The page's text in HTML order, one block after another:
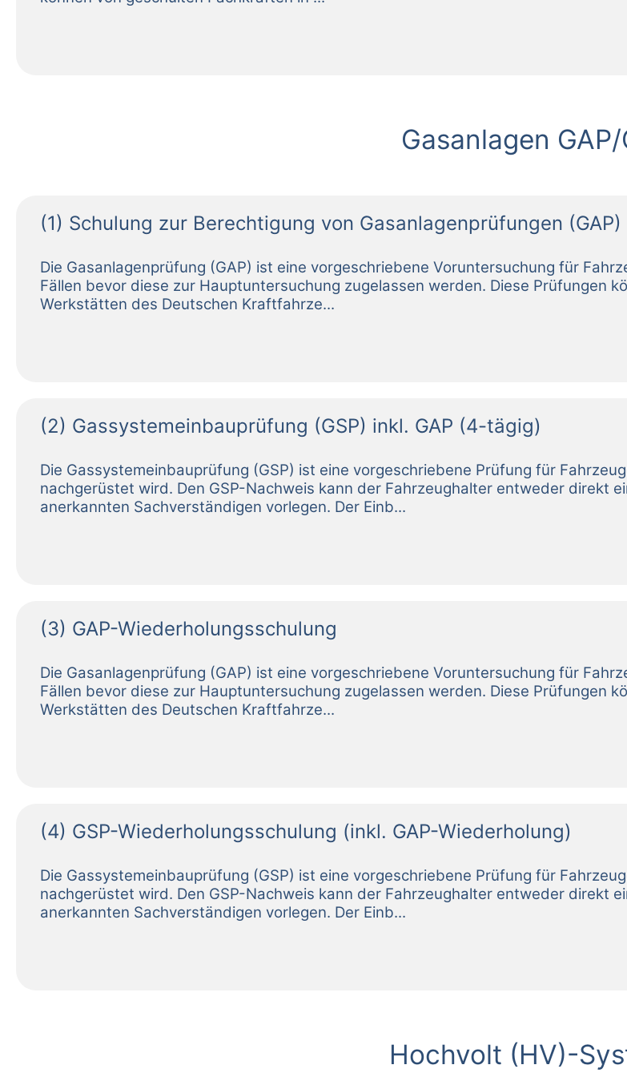
Gasanlagen GAP/
(1) Schulung zur Berechtigung von Gasanlagenprüfungen (GAP)
(2) Gassystemeinbauprüfung (GSP) inkl. GAP (4-tägig)
(3) GAP-Wiederholungsschulung
(4) GSP-Wiederholungsschulung (inkl. GAP-Wiederholung)
Hochvolt (HV)-